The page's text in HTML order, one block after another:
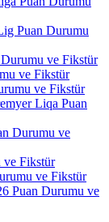
Puan Durumu
ve Fikstür
ve Fikstür
ve Fikstür
Liqa Puan
Durumu ve
ve Fikstür
ve Fikstür
Puan Durumu ve